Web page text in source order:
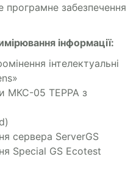
програмне забезпечення
інформації:
інтелектуальні
МКС-05 ТЕРРА з
сервера ServerGS
Special GS Ecotest